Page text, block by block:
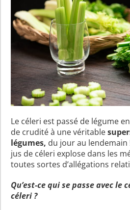
Le céleri est passé de légume
de crudité à une véritable
légumes, du jour au lendemain
jus de céleri explose dans les
toutes sortes d’allégations
Qu’est-ce qui se passe avec le
céleri ?